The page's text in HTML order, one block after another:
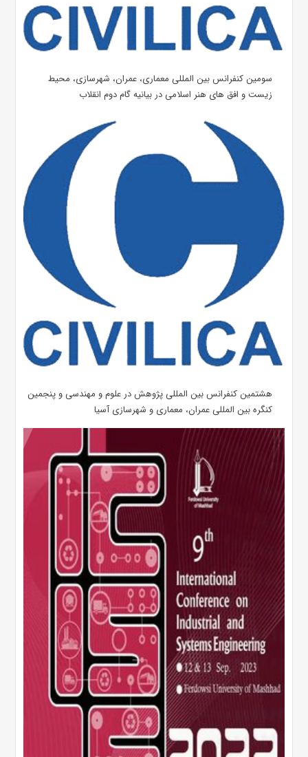
سومین کنفرانس بین المللی معماری، عمران، شهرسازی، محیط
زیست و افق های هنر اسلامی در بیانیه گام دوم انقلاب
هشتمین کنفرانس بین المللی پژوهش در علوم و مهندسی و پنجمین
کنگره بین المللی عمران، معماری و شهرسازی آسیا